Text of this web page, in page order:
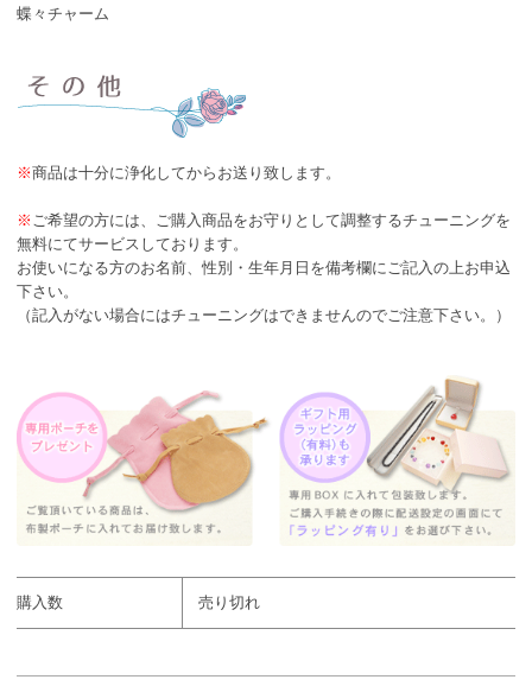
蝶々チャーム
※商品は十分に浄化してからお送り致します。
※ ご希望の方には、ご購入商品をお守りとして調整するチューニングを
無料にてサービスしております。
お使いになる方のお名前、性別・生年月日を備考欄にご記入の上お申込
下さい。
（記入がない場合にはチューニングはできませんのでご注意下さい。）
購入数 売り切れ